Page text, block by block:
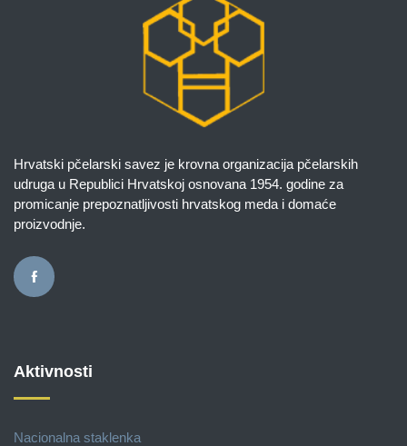
Hrvatski pčelarski savez je krovna organizacija pčelarskih
udruga u Republici Hrvatskoj osnovana 1954. godine za
promicanje prepoznatljivosti hrvatskog meda i domaće
proizvodnje.
Aktivnosti
Nacionalna staklenka